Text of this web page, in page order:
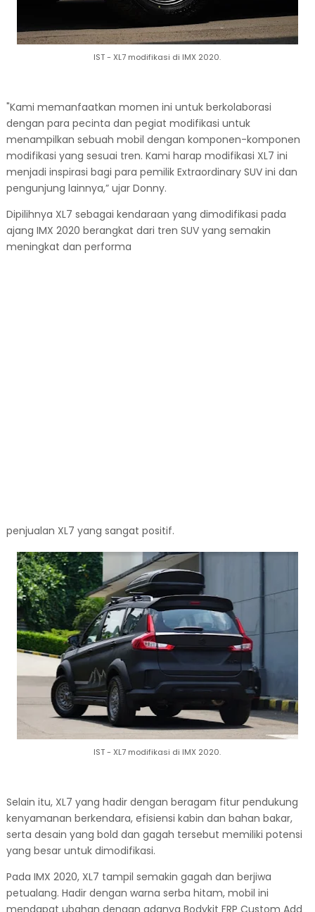
IST - XL7 modifikasi di IMX 2020.
"Kami memanfaatkan momen ini untuk berkolaborasi
dengan para pecinta dan pegiat modifikasi untuk
menampilkan sebuah mobil dengan komponen-komponen
modifikasi yang sesuai tren. Kami harap modifikasi XL7 ini
menjadi inspirasi bagi para pemilik Extraordinary SUV ini dan
pengunjung lainnya,” ujar Donny.
Dipilihnya XL7 sebagai kendaraan yang dimodifikasi pada
ajang IMX 2020 berangkat dari tren SUV yang semakin
meningkat dan performa
penjualan XL7 yang sangat positif.
IST - XL7 modifikasi di IMX 2020.
Selain itu, XL7 yang hadir dengan beragam fitur pendukung
kenyamanan berkendara, efisiensi kabin dan bahan bakar,
serta desain yang bold dan gagah tersebut memiliki potensi
yang besar untuk dimodifikasi.
Pada IMX 2020, XL7 tampil semakin gagah dan berjiwa
petualang. Hadir dengan warna serba hitam, mobil ini
mendapat ubahan dengan adanya Bodykit FRP Custom Add